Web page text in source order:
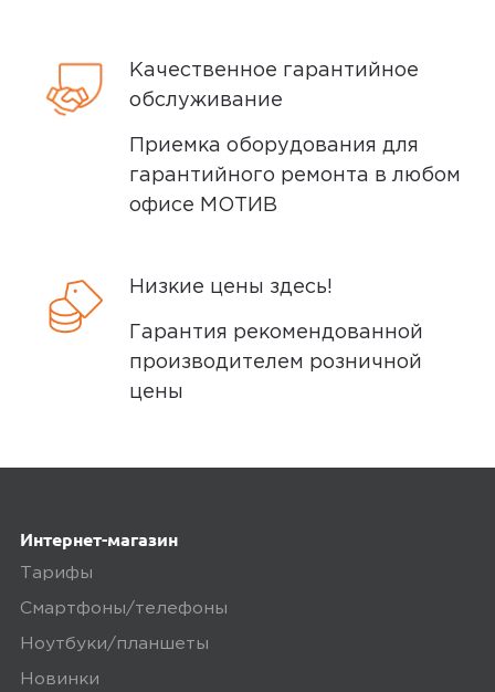
Качественное гарантийное
обслуживание
Приемка оборудования для
гарантийного ремонта в любом
офисе МОТИВ
Низкие цены здесь!
Гарантия рекомендованной
производителем розничной
цены
Интернет-магазин
Тарифы
Смартфоны/телефоны
Ноутбуки/планшеты
Новинки